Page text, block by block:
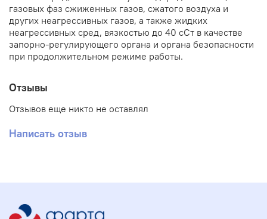
газовых фаз сжиженных газов, сжатого воздуха и
других неагрессивных газов, а также жидких
неагрессивных сред, вязкостью до 40 сСт в качестве
запорно-регулирующего органа и органа безопасности
при продолжительном режиме работы.
Отзывы
Отзывов еще никто не оставлял
Написать отзыв